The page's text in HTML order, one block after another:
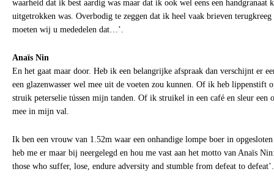
waarheid dat ik best aardig was maar dat ik ook wel eens een handgranaat
uitgetrokken was. Overbodig te zeggen dat ik heel vaak brieven terugkreeg
moeten wij u mededelen dat…’.
Anaïs Nin
En het gaat maar door. Heb ik een belangrijke afspraak dan verschijnt er
een glazenwasser wel mee uit de voeten zou kunnen. Of ik heb lippenstift
struik peterselie tússen mijn tanden. Of ik struikel in een café en sleur een
mee in mijn val.
Ik ben een vrouw van 1.52m waar een onhandige lompe boer in
heb me er maar bij neergelegd en hou me vast aan het motto van Anaïs
those who suffer, lose, endure adversity and stumble from defeat to